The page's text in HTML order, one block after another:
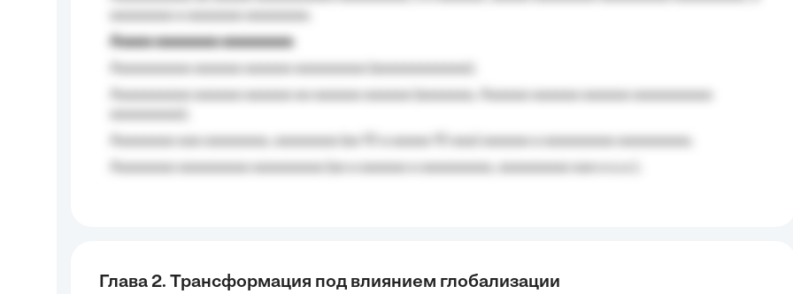
Aaaaa aaaaaaaa aaaaaaaaa
Глава 2. Трансформация под влиянием глобализации